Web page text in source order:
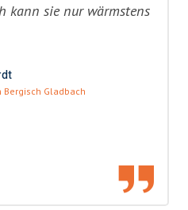
kann sie nur wärmstens
Gladbach